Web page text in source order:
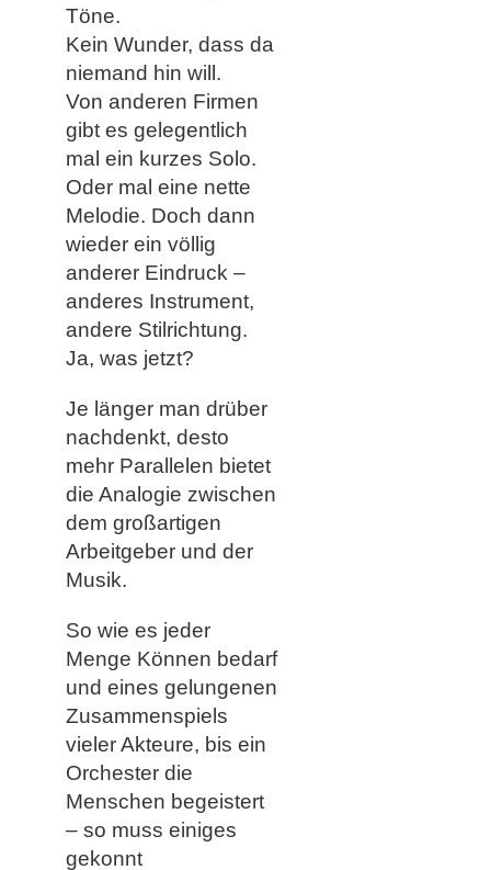
Töne.
Kein Wunder, dass da
niemand hin will.
Von anderen Firmen
gibt es gelegentlich
mal ein kurzes Solo.
Oder mal eine nette
Melodie. Doch dann
wieder ein völlig
anderer Eindruck –
anderes Instrument,
andere Stilrichtung.
Ja, was jetzt?
Je länger man drüber
nachdenkt, desto
mehr Parallelen bietet
die Analogie zwischen
dem großartigen
Arbeitgeber und der
Musik.
So wie es jeder
Menge Können bedarf
und eines gelungenen
Zusammenspiels
vieler Akteure, bis ein
Orchester die
Menschen begeistert
– so muss einiges
gekonnt